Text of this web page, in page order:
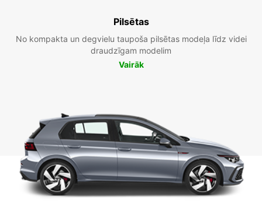
Pilsētas
No kompakta un degvielu taupoša pilsētas modeļa līdz videi
draudzīgam modelim
Vairāk